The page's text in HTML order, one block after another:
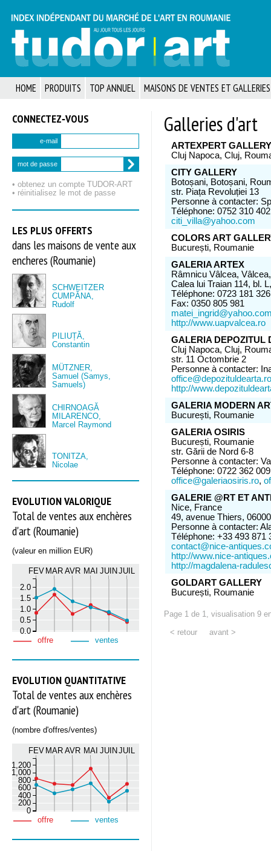
HOME PRODUITS TOP ANNUEL MAISONS DE VENTES ET GALLERIES
CONNECTEZ‑VOUS
e-mail
mot de passe
• obtenez un compte TUDOR‑ART
• réinitialisez le mot de passe
LES PLUS OFFERTS
dans les maisons de vente aux
encheres (Roumanie)
SCHWEITZER
CUMPĂNA,
Rudolf
PILIUȚĂ,
Constantin
MÜTZNER,
Samuel (Samys,
Samuels)
CHIRNOAGĂ
MILARENCO,
Marcel Raymond
TONITZA,
Nicolae
EVOLUTION VALORIQUE
Total de ventes aux enchères
d'art (Roumanie)
(valeur en million EUR)
FEV MAR AVR MAI JUIN JUIL
0.0
0.5
1.0
1.5
2.0
offre ventes
EVOLUTION QUANTITATIVE
Total de ventes aux enchères
d'art (Roumanie)
(nombre d'offres/ventes)
FEV MAR AVR MAI JUIN JUIL
0
200
400
600
800
1,000
1,200
offre ventes
Galleries d'art
ARTEXPERT GALLERY
Cluj Napoca, Cluj,
CITY GALLERY
Botoșani, Botoșani,
str. Piața Revoluției 13
Personne à contacter:
Téléphone: 0752 310 402
citi_villa@yahoo.com
COLORS ART
București, Roumanie
GALERIA ARTEX
Râmnicu Vâlcea,
Calea lui Traian 114, bl.
Téléphone: 0723 181 326
Fax: 0350 805 981
http://www.uapvalcea.ro
GALERIA DEPOZITUL
Cluj Napoca, Cluj,
str. 11 Octombrie 2
Personne à contacter:
office@depozituldearta.ro
http://
GALERIA MODERN
București, Roumanie
GALERIA OSIRIS
București, Roumanie
str. Gării de Nord 6-8
Personne à contacter:
Téléphone: 0722 362 009
office@galeriaosiris.ro,
GALERIE @RT ET
Nice, France
49, avenue Thiers,
Personne à contacter:
Téléphone: +33 493 871
contact@nice-
http://www.nice-
http://magdalena-
GOLDART GALLERY
București, Roumanie
Page 1 de 1, visualisation 9
< retour
avant >